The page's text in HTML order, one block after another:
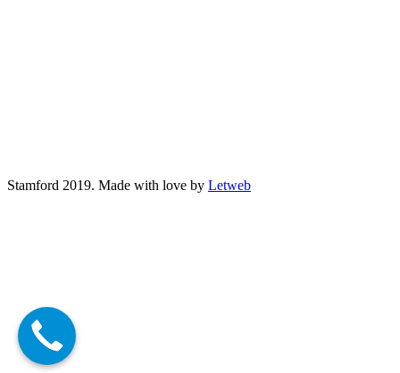
Stamford 2019. Made with love by Letweb